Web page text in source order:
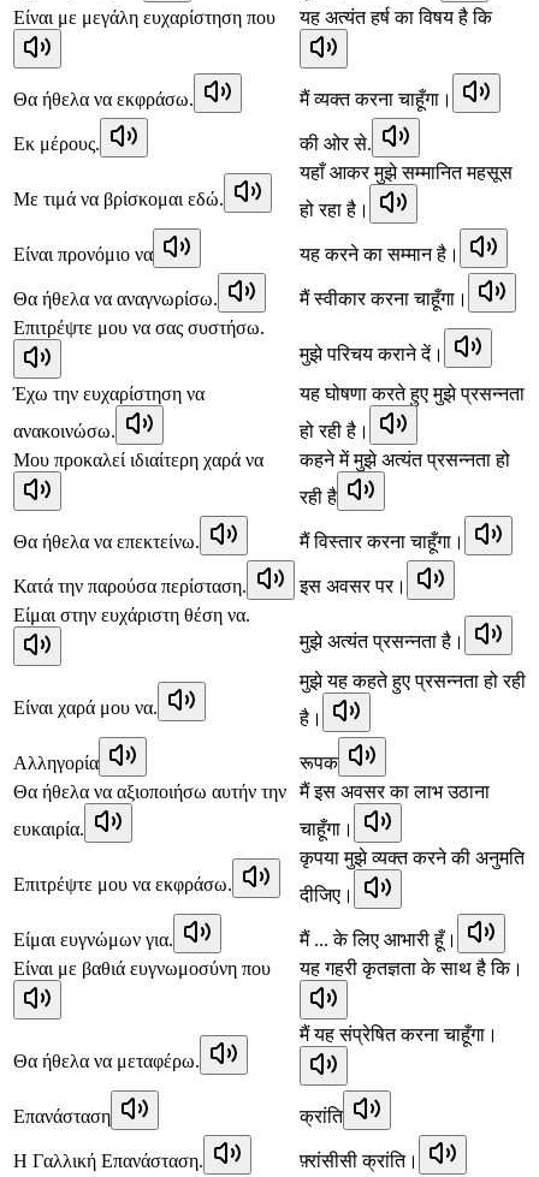
Είναι με μεγάλη ευχαρίστηση που
यह अत्यंत हर्ष का विषय है कि
Θα ήθελα να εκφράσω. मैं व्यक्त करना चाहूँगा।
Εκ μέρους. की ओर से.
Με τιμά να βρίσκομαι εδώ.
यहाँ आकर मुझे सम्मानित महसूस
हो रहा है।
Είναι προνόμιο να यह करने का सम्मान है।
Θα ήθελα να αναγνωρίσω.
मैं स्वीकार करना चाहूँगा।
Επιτρέψτε μου να σας συστήσω.
मुझे परिचय कराने दें।
Έχω την ευχαρίστηση να
ανακοινώσω.
यह घोषणा करते हुए मुझे प्रसन्नता
हो रही है।
Μου προκαλεί ιδιαίτερη χαρά να
कहने में मुझे अत्यंत प्रसन्नता हो
रही है
Θα ήθελα να επεκτείνω. मैं विस्तार करना चाहूँगा।
Κατά την παρούσα περίσταση.
इस अवसर पर।
Είμαι στην ευχάριστη θέση να.
मुझे अत्यंत प्रसन्नता है।
Είναι χαρά μου να.
मुझे यह कहते हुए प्रसन्नता हो रही
है।
Αλληγορία
रूपक
Θα ήθελα να αξιοποιήσω αυτήν την
ευκαιρία.
मैं इस अवसर का लाभ उठाना
चाहूँगा।
Επιτρέψτε μου να εκφράσω.
कृपया मुझे व्यक्त करने की अनुमति
दीजिए।
Είμαι ευγνώμων για.
मैं ... के लिए आभारी हूँ।
Είναι με βαθιά ευγνωμοσύνη που
यह गहरी कृतज्ञता के साथ है कि।
Θα ήθελα να μεταφέρω.
मैं यह संप्रेषित करना चाहूँगा।
Επανάσταση क्रांति
Η Γαλλική Επανάσταση. फ़्रांसीसी क्रांति।